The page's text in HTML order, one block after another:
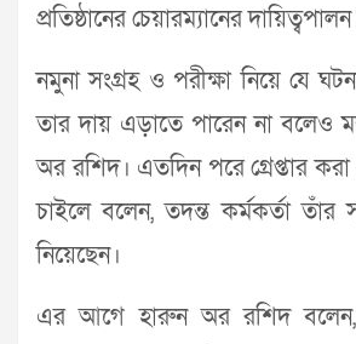
প্রতিষ্ঠানের চেয়ারম্যানের
নমুনা সংগ্রহ ও পরীক্ষা নিয়ে যে
তার দায় এড়াতে পারেন না বলেও
অর রশিদ। এতদিন পরে গ্রেপ্তার
চাইলে বলেন, তদন্ত কর্মকর্তা তাঁর
নিয়েছেন।
এর আগে হারুন অর রশিদ বলেন,